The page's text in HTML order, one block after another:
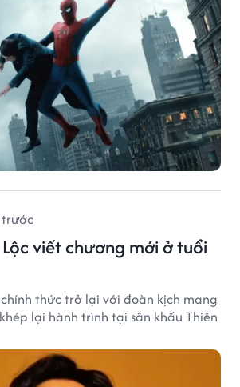
Lộc viết chương mới ở tuổi
chính thức trở lại với đoàn kịch mang
lại hành trình tại sân khấu Thiên